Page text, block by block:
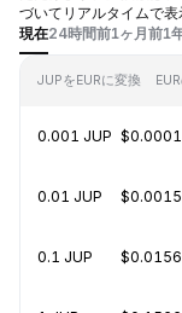
づいてリアルタイムで表
現在24時間前1ヶ月前1
JUPをEURに変換
0.001 JUP
0.01 JUP
0.1 JUP